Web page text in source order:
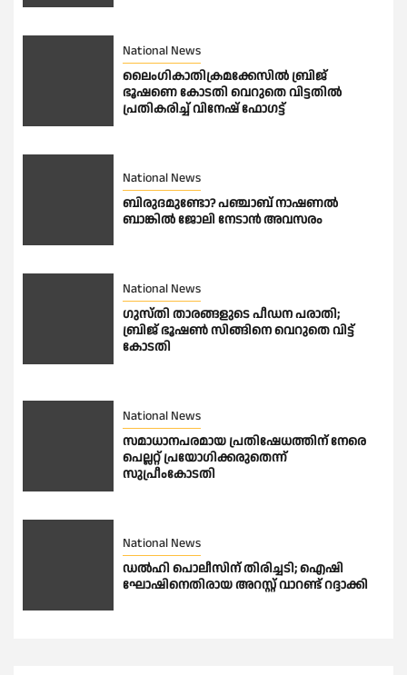
National News
ലൈംഗികാതിക്രമക്കേസിൽ ബ്രിജ്
ഭൂഷണെ കോടതി വെറുതെ വിട്ടതിൽ
പ്രതികരിച്ച് വിനേഷ് ഫോഗട്ട്
National News
ബിരുദമുണ്ടോ? പഞ്ചാബ് നാഷണൽ
ബാങ്കിൽ ജോലി നേടാൻ അവസരം
National News
ഗുസ്തി താരങ്ങളുടെ പീഡന പരാതി;
ബ്രിജ് ഭൂഷണ്‍ സിങ്ങിനെ വെറുതെ വിട്ട്
കോടതി
National News
സമാധാനപരമായ പ്രതിഷേധത്തിന് നേരെ
പെല്ലറ്റ് പ്രയോഗിക്കരുതെന്ന്
സുപ്രീംകോടതി
National News
ഡല്‍ഹി പൊലീസിന് തിരിച്ചടി; ഐഷി
ഘോഷിനെതിരായ അറസ്റ്റ് വാറണ്ട് റദ്ദാക്കി